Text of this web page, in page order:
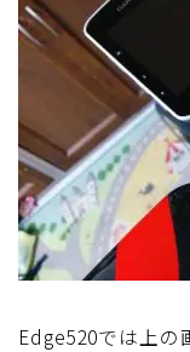
Edge520では上の